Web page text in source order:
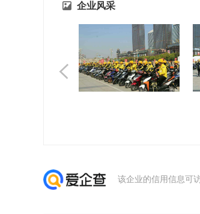
企业风采
该企业的信用信息可